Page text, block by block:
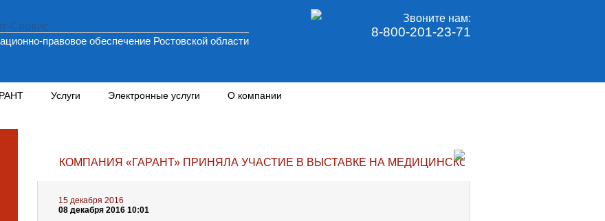
правовое обеспечение Ростовской области
Звоните нам:
8-800-201-23-71
Услуги Электронные услуги О компании
КОМПАНИЯ «ГАРАНТ» ПРИНЯЛА УЧАСТИЕ В ВЫСТАВКЕ НА МЕДИЦИНСКОЙ КОНФЕРЕНЦИИ
15 декабря 2016
08 декабря 2016 10:01